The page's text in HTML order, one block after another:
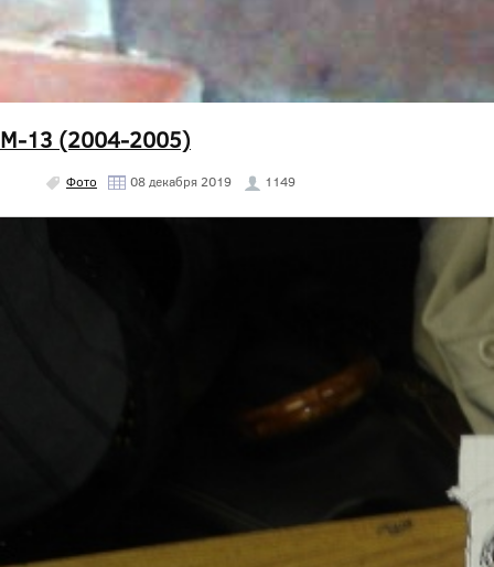
М-13 (2004-2005)
Фото 08 декабря 2019 1149